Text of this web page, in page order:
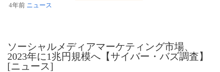
4年前 ニュース
ソーシャルメディアマーケティング市場、
2023年に1兆円規模へ【サイバー・バズ調査】
[ニュース]